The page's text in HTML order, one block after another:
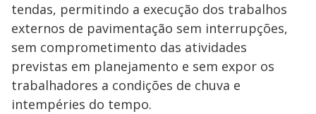
tendas, permitindo a execução dos trabalhos
externos de pavimentação sem interrupções,
sem comprometimento das atividades
previstas em planejamento e sem expor os
trabalhadores a condições de chuva e
intempéries do tempo.